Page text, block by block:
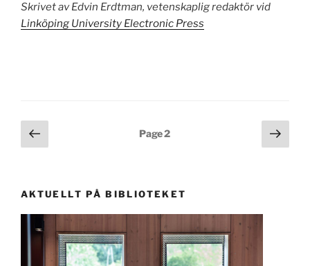
Skrivet av Edvin Erdtman, vetenskaplig redaktör vid
Linköping University Electronic Press
Posts
pagination
Previous
page
Page2
Next
page
AKTUELLT PÅ BIBLIOTEKET